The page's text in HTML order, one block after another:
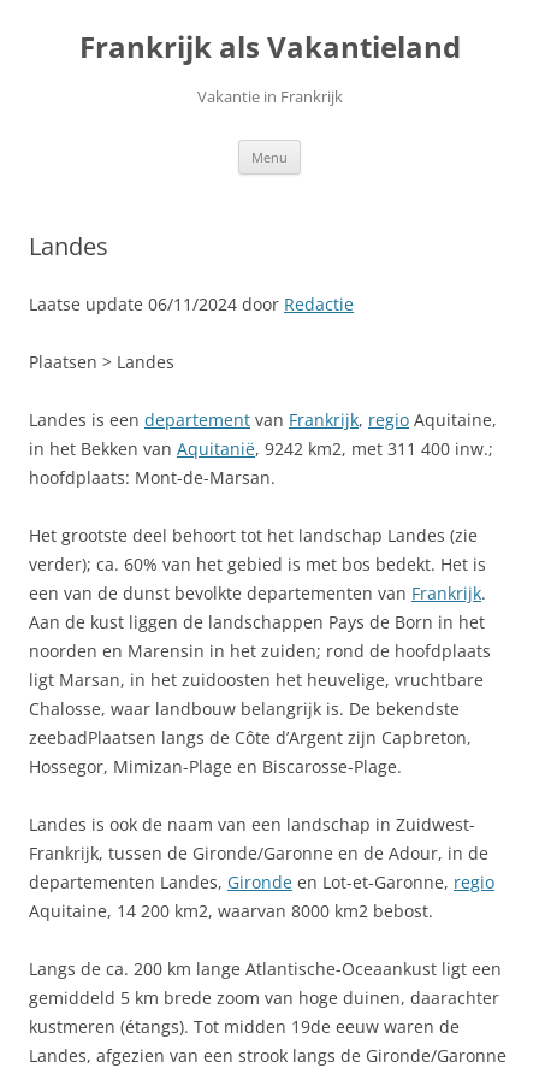
inhoudFrankrijk als Vakantieland
Vakantie in Frankrijk
Menu
Landes
Laatse update 06/11/2024 door Redactie
Plaatsen > Landes
Landes is een departement van Frankrijk, regio Aquitaine,
in het Bekken van Aquitanië, 9242 km2, met 311 400 inw.;
hoofdplaats: Mont-de-Marsan.
Het grootste deel behoort tot het landschap Landes (zie
verder); ca. 60% van het gebied is met bos bedekt. Het is
een van de dunst bevolkte departementen van Frankrijk.
Aan de kust liggen de landschappen Pays de Born in het
noorden en Marensin in het zuiden; rond de hoofdplaats
ligt Marsan, in het zuidoosten het heuvelige, vruchtbare
Chalosse, waar landbouw belangrijk is. De bekendste
zeebadPlaatsen langs de Côte d’Argent zijn Capbreton,
Hossegor, Mimizan-Plage en Biscarosse-Plage.
Landes is ook de naam van een landschap in Zuidwest-
Frankrijk, tussen de Gironde/Garonne en de Adour, in de
departementen Landes, Gironde en Lot-et-Garonne, regio
Aquitaine, 14 200 km2, waarvan 8000 km2 bebost.
Langs de ca. 200 km lange Atlantische-Oceaankust ligt een
gemiddeld 5 km brede zoom van hoge duinen, daarachter
kustmeren (étangs). Tot midden 19de eeuw waren de
Landes, afgezien van een strook langs de Gironde/Garonne